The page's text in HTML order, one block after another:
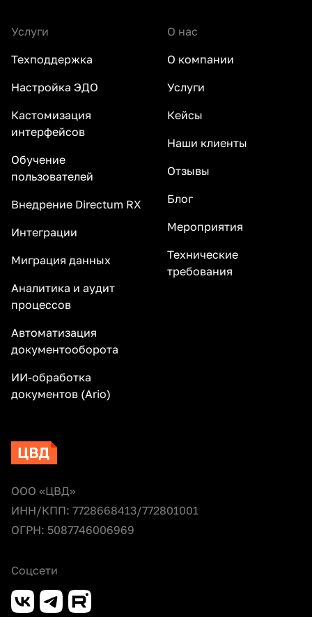
Услуги
Техподдержка
Настройка ЭДО
Кастомизация
интерфейсов
Обучение
пользователей
Внедрение Directum RX
Интеграции
Миграция данных
Аналитика и аудит
процессов
Автоматизация
документооборота
ИИ-обработка
документов (Ario)
О нас
О компании
Услуги
Кейсы
Наши клиенты
Отзывы
Блог
Мероприятия
Технические
требования
ООО «ЦВД»
ИНН/КПП: 7728668413/772801001
ОГРН: 5087746006969
Соцсети